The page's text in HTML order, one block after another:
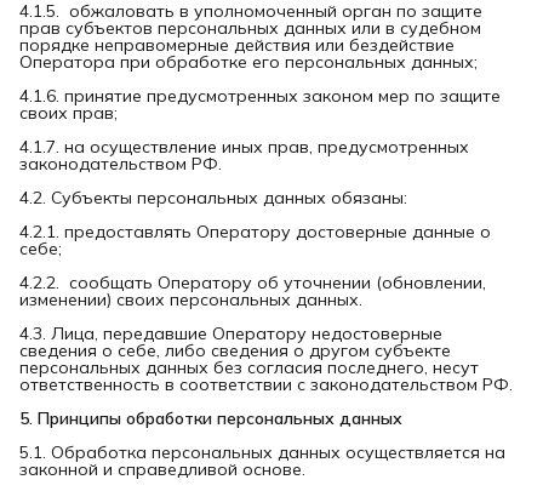
4.1.5. обжаловать в уполномоченный орган по защите
прав субъектов персональных данных или в судебном
порядке неправомерные действия или бездействие
Оператора при обработке его персональных данных;
4.1.6. принятие предусмотренных законом мер по защите
своих прав;
4.1.7. на осуществление иных прав, предусмотренных
законодательством РФ.
4.2. Субъекты персональных данных обязаны:
4.2.1. предоставлять Оператору достоверные данные о
себе;
4.2.2. сообщать Оператору об уточнении (обновлении,
изменении) своих персональных данных.
4.3. Лица, передавшие Оператору недостоверные
сведения о себе, либо сведения о другом субъекте
персональных данных без согласия последнего, несут
ответственность в соответствии с законодательством РФ.
5. Принципы обработки персональных данных
5.1. Обработка персональных данных осуществляется на
законной и справедливой основе.